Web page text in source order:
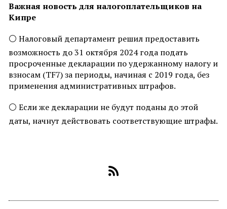
Важная новость для налогоплательщиков на
Кипре
⚪️ Налоговый департамент решил предоставить
возможность до 31 октября 2024 года подать
просроченные декларации по удержанному налогу и
взносам (TF7) за периоды, начиная с 2019 года, без
применения административных штрафов.
⚪️ Если же декларации не будут поданы до этой
даты, начнут действовать соответствующие штрафы.